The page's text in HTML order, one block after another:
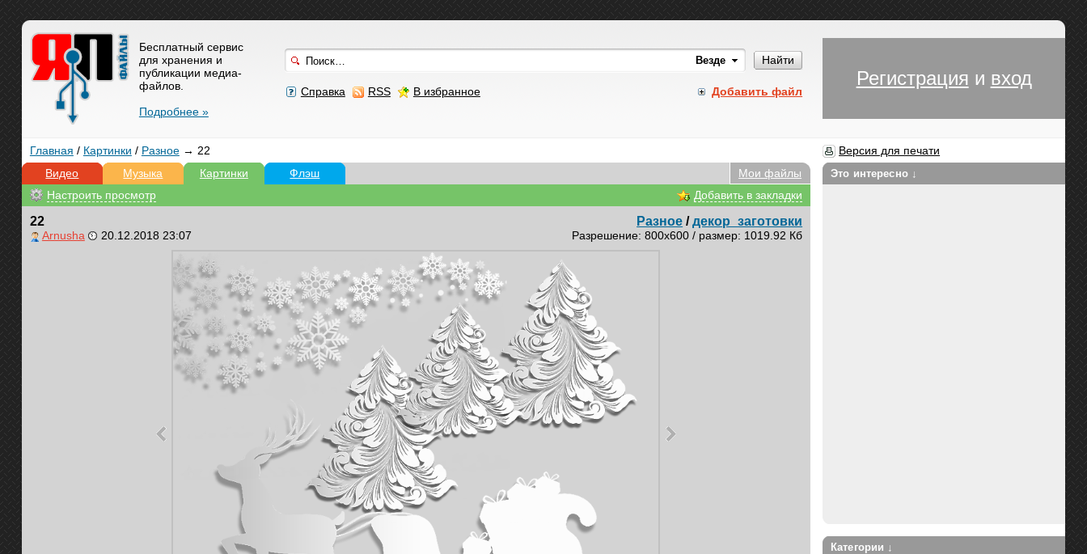
Найти
Добавить файл
Справка RSS В избранное
Бесплатный сервис
для хранения и
публикации медиа-
файлов.
Подробнее »
Регистрация и вход
Главная / Картинки / Разное→ 22
Версия для печати
Видео
Музыка Картинки Флэш
Мои файлы
Настроить просмотр
Добавить в закладки
22
Arnusha 20.12.2018 23:07
Разное /декор_заготовки
Разрешение: 800x600 / размер: 1019.92 Кб
Это интересно ↓
Категории ↓